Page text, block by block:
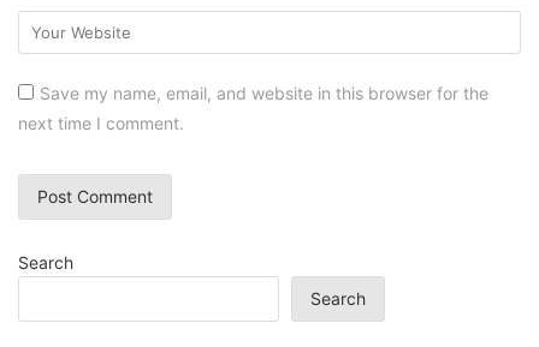
Save my name, email, and website in this browser for the
next time I comment.
Search
Search